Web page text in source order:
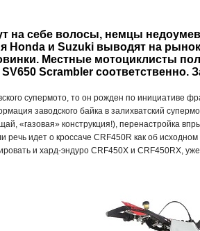
на себе волосы, немцы
Honda и Suzuki выводят на
Местные мотоциклисты
Scrambler соответственно.
супермото, то он рожден по инициативе
заводского байка в залихватский
«газовая» конструкция!), перенастройка
речь идет о кроссаче CRF450R как об
и хард-эндуро CRF450X и CRF450RX,